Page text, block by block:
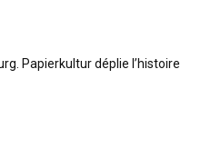
Papierkultur déplie l’histoire